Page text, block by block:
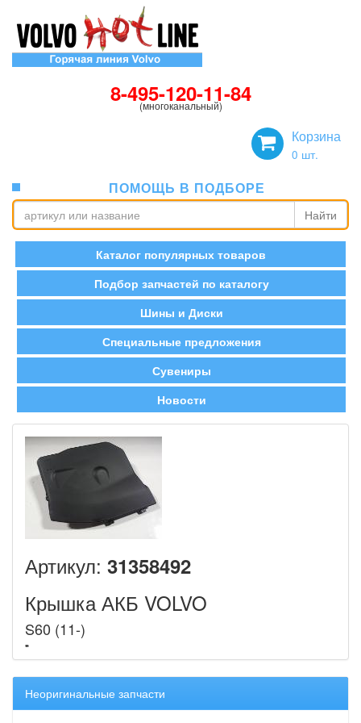
8-495-120-11-84
(многоканальный)
Корзина
0 шт.
ПОМОЩЬ В ПОДБОРЕ
Найти
Каталог популярных товаров
Подбор запчастей по каталогу
Шины и Диски
Специальные предложения
Сувениры
Новости
Артикул: 31358492
Крышка АКБ VOLVO
S60 (11-)
Неоригинальные запчасти